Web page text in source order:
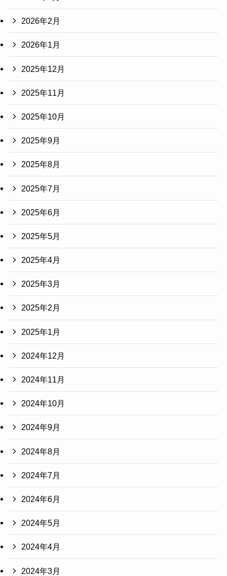
2026年2月
2026年1月
2025年12月
2025年11月
2025年10月
2025年9月
2025年8月
2025年7月
2025年6月
2025年5月
2025年4月
2025年3月
2025年2月
2025年1月
2024年12月
2024年11月
2024年10月
2024年9月
2024年8月
2024年7月
2024年6月
2024年5月
2024年4月
2024年3月